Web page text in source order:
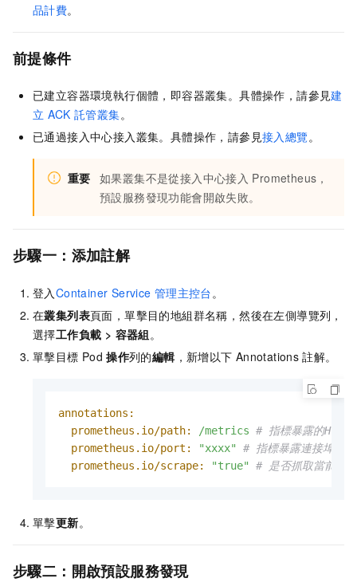
品計費。
前提條件
已建立容器環境執行個體，即容器叢集。具體操作，請參見建
立 ACK 託管叢集。
已通過接入中心接入叢集。具體操作，請參見接入總覽。
重要 如果叢集不是從接入中心接入 Prometheus，
預設服務發現功能會開啟失敗。
步驟一：添加註解
登入 Container Service 管理主控台 。
在叢集列表頁面，單擊目的地組群名稱，然後在左側導覽列，
選擇工作負載 > 容器組 。
單擊目標 Pod 操作列的編輯 ，新增以下 Annotations 註解。
annotations:
prometheus.io/path:
/metrics # 指標暴露的HTTP
prometheus.io/port:
"xxxx"
# 指標暴露連接埠。
prometheus.io/scrape:
"true" # 是否抓取當前Pod
單擊更新。
步驟二：開啟預設服務發現